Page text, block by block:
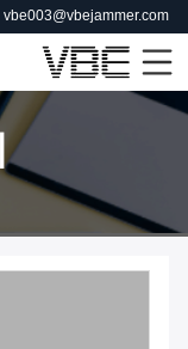
vbe003@vbejammer.com